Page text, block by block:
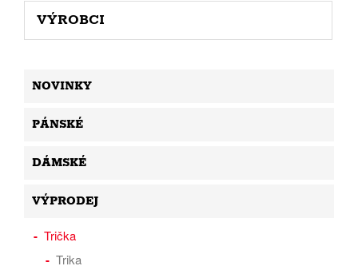
VÝROBCI
NOVINKY
PÁNSKÉ
DÁMSKÉ
VÝPRODEJ
Trička
Trika